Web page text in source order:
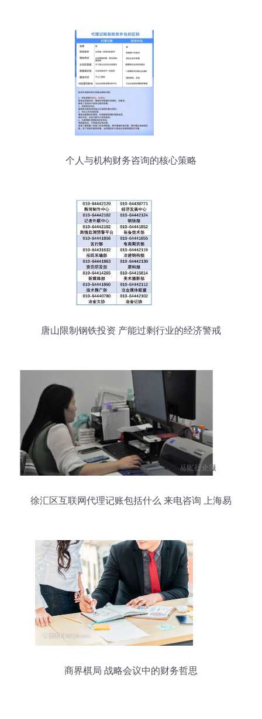
个人与机构财务咨询的核心策略
唐山限制钢铁投资 产能过剩行业的经济警戒
徐汇区互联网代理记账包括什么 来电咨询 上海易
商界棋局 战略会议中的财务哲思